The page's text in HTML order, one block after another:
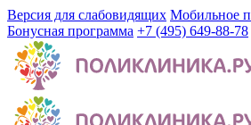
Версия для слабовидящих Мобильное
Бонусная программа +7 (495) 649-88-78